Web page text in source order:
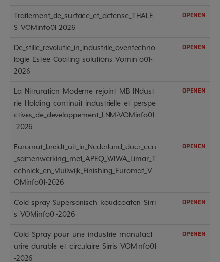
Traitement_de_surface_et_defense_THALE
S_VOMinfo01-2026
OPENEN
De_stille_revolutie_in_industrile_oventechno
logie_Estee_Coating_solutions_Vominfo01-
2026
OPENEN
La_Nitruration_Moderne_rejoint_MB_INdust
rie_Holding_continuit_industrielle_et_perspe
ctives_de_developpement_LNM-VOMinfo01
-2026
OPENEN
Euromat_breidt_uit_in_Nederland_door_een
_samenwerking_met_APEQ_WIWA_Limar_T
echniek_en_Muilwijk_Finishing_Euromat_V
OMinfo01-2026
OPENEN
Cold-spray_Supersonisch_koudcoaten_Sirri
s_VOMinfo01-2026
OPENEN
Cold_Spray_pour_une_industrie_manufact
urire_durable_et_circulaire_Sirris_VOMinfo01
-2026
OPENEN